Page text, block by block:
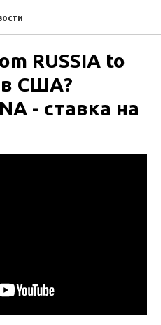
RUSSIA to
США?
- ставка на